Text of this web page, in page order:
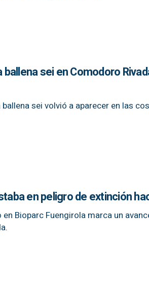
sei en Comodoro
sei volvió a aparecer en las
en peligro de extinción
Bioparc Fuengirola marca un